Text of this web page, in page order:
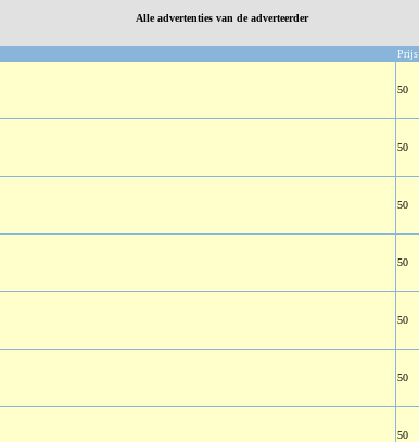
Alle advertenties van de adverteerder
Prijs
50
50
50
50
50
50
50